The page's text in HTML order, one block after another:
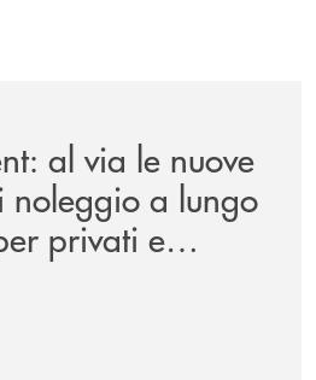
al via le nuove
noleggio a lungo
privati e